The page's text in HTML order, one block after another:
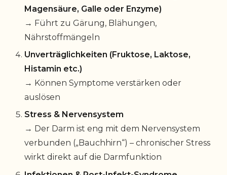
Magensäure, Galle oder Enzyme)
→ Führt zu Gärung, Blähungen,
Nährstoffmängeln
Unverträglichkeiten (Fruktose, Laktose,
Histamin etc.)
→ Können Symptome verstärken oder
auslösen
Stress & Nervensystem
→ Der Darm ist eng mit dem Nervensystem
verbunden („Bauchhirn“) – chronischer Stress
wirkt direkt auf die Darmfunktion